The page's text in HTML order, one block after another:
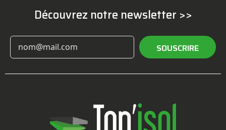
Découvrez notre newsletter >>
SOUSCRIRE